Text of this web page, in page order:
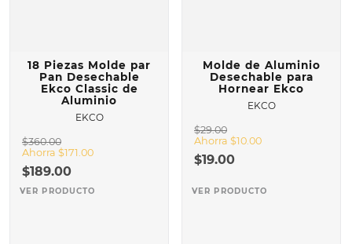
18 Piezas Molde par
Pan Desechable
Ekco Classic de
Aluminio
EKCO
$360.00
Ahorra $171.00
$189.00
VER PRODUCTO
Molde de Aluminio
Desechable para
Hornear Ekco
EKCO
$29.00
Ahorra $10.00
$19.00
VER PRODUCTO